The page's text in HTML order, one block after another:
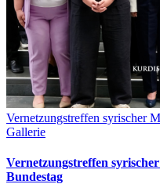
Vernetzungstreffen syrischer
Gallerie
Vernetzungstreffen
Bundestag